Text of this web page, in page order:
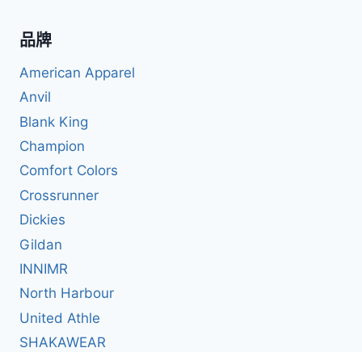
品牌
American Apparel
Anvil
Blank King
Champion
Comfort Colors
Crossrunner
Dickies
Gildan
INNIMR
North Harbour
United Athle
SHAKAWEAR